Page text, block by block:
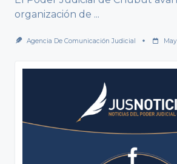
organización de ...
Agencia De Comunicación Judicial